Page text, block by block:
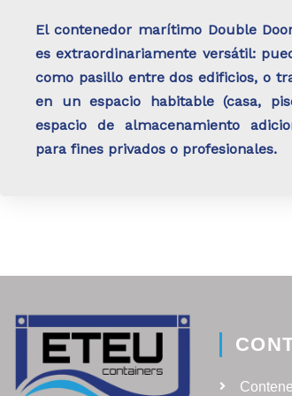
El contenedor marítimo Double
es extraordinariamente versátil:
como pasillo entre dos edificios, o
en un espacio habitable (casa,
espacio de almacenamiento
para fines privados o profesionales.